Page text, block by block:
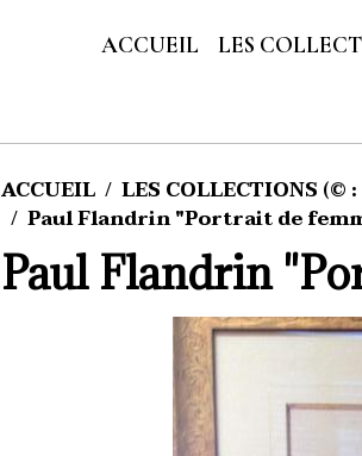
ACCUEIL LES
ACCUEIL LES COLLECTIONS
Paul Flandrin "Portrait de
Paul Flandrin